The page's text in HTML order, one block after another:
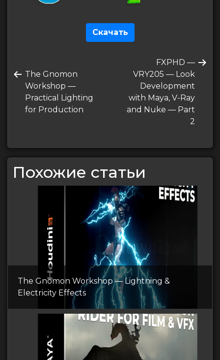
Скачать
по
записям
Предыдущая
запись
The Gnomon
Workshop —
Practical Lighting
for Production
Следующая
запись
FXPHD —
VRY205 — Look
Development
with Maya, V-Ray
and Nuke — Part
2
Похожие статьи
The Gnomon Workshop — Lightning &
Electricity Effects